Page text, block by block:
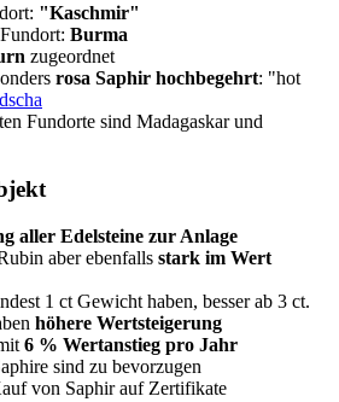
"Kaschmir"
Burma
zugeordnet
rosa Saphir hochbegehrt: "hot
Fundorte sind Madagaskar und
aller Edelsteine zur Anlage
aber ebenfalls stark im Wert
1 ct Gewicht haben, besser ab 3 ct.
höhere Wertsteigerung
6 % Wertanstieg pro Jahr
sind zu bevorzugen
von Saphir auf Zertifikate